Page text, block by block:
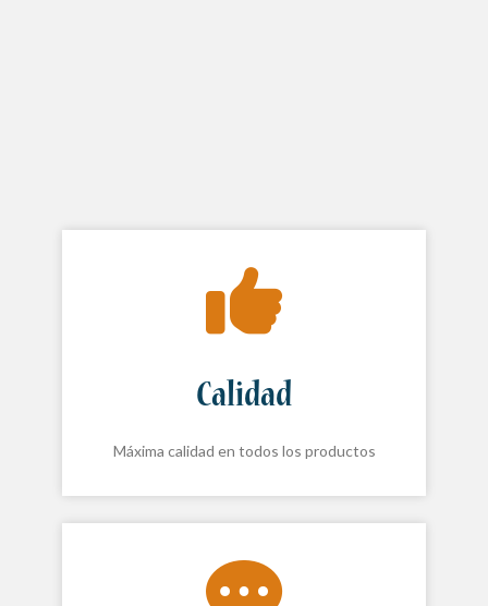
Calidad
Máxima calidad en todos los productos